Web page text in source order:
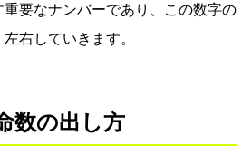
重要なナンバーであり、この数字の
右していきます。
数の出し方